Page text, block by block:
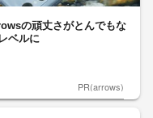
の頑丈さがとんでもな
ベルに
PR(arrows)